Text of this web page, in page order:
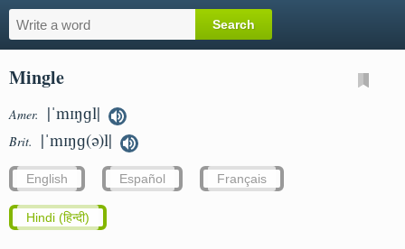
Mingle
Amer. |ˈmɪŋɡl|
Brit. |ˈmɪŋɡ(ə)l|
English Español Français
Hindi (हिन्दी)